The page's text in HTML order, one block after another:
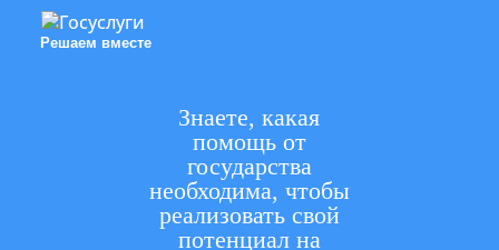
Решаем вместе
Знаете, какая
помощь от
государства
необходима, чтобы
реализовать свой
потенциал на